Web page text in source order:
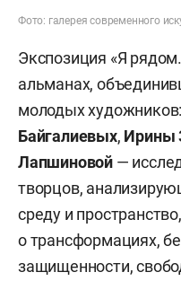
Фото: галерея современного
Экспозиция «Я
альманах,
молодых художников:
Байгалиевых, Ирины
Лапшиновой —
творцов,
среду и
о трансформациях,
защищенности,